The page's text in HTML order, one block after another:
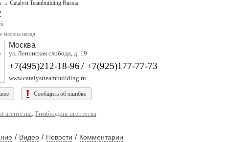
→ Catalyst Teambuilding Russia
месяца назад
Москва
ул. Ленинская слобода, д. 19
+7(495)212-18-96/ +7(925)177-77-73
www.catalystteambuilding.ru
Сообщить об ошибке
агентства, Тимбилдинг агентства
/ Видео / Новости / Комментарии